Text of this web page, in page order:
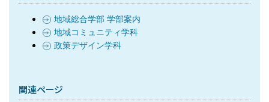
地域総合学部 学部案内
地域コミュニティ学科
政策デザイン学科
関連ページ